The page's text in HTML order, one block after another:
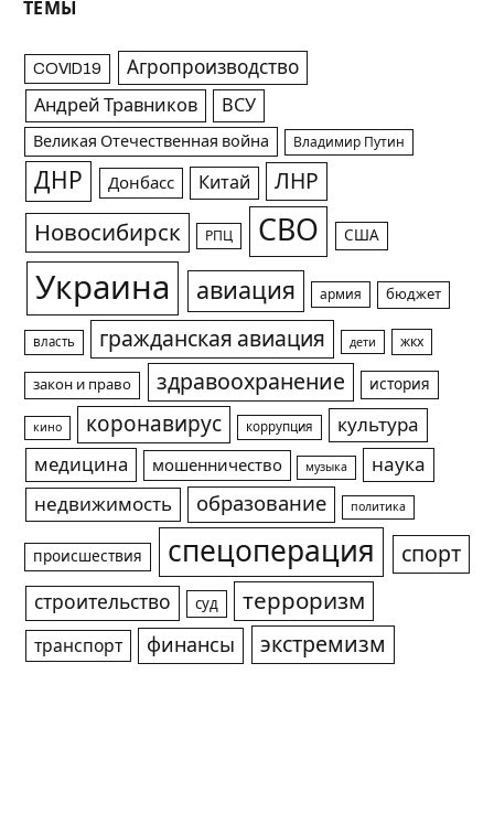
ТЕМЫ
COVID19 Агропроизводство
Андрей Травников ВСУ
Великая Отечественная война Владимир Путин
ДНР Донбасс Китай ЛНР
Новосибирск РПЦ СВО США
Украина авиация армия бюджет
власть гражданская авиация дети жкх
закон и право здравоохранение история
кино коронавирус коррупция
культура
медицина
мошенничество музыка
наука
недвижимость
образование политика
происшествия спецоперация спорт
строительство суд терроризм
транспорт финансы экстремизм